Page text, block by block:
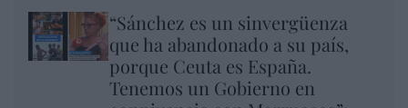
“Sánchez es un sinvergüenza
que ha abandonado a su país,
porque Ceuta es España.
Tenemos un Gobierno en